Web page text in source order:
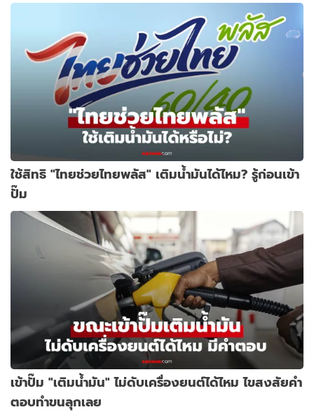
ใช้สิทธิ "ไทยช่วยไทยพลัส" เติมน้ำมันได้ไหม? รู้ก่อนเข้า
ปั๊ม
เข้าปั๊ม "เติมน้ำมัน" ไม่ดับเครื่องยนต์ได้ไหม ไขสงสัยคำ
ตอบทำขนลุกเลย